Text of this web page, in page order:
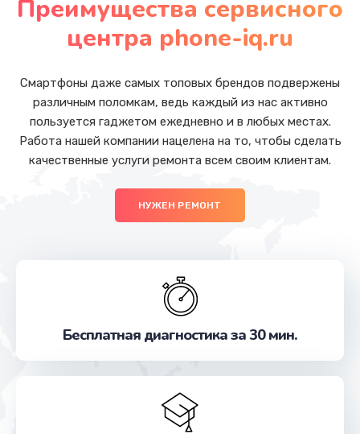
Заказать
от 490 руб.
Заказать
Замена передней камеры
от 490 руб.
Заказать
Заказать
Заказать
Замена стекла
Преимущества сервисного
центра phone-iq.ru
Смартфоны даже самых топовых брендов подвержены
различным поломкам, ведь каждый из нас активно
пользуется гаджетом ежедневно и в любых местах.
Работа нашей компании нацелена на то, чтобы сделать
качественные услуги ремонта всем своим клиентам.
НУЖЕН РЕМОНТ
Бесплатная диагностика за 30 мин.